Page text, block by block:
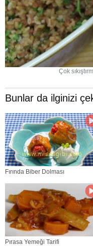
Çok
Bunlar da ilginizi
Fırında Biber Dolması
Pırasa Yemeği Tarifi